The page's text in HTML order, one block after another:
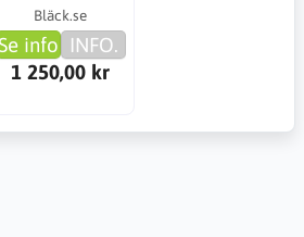
Bläck.se
info INFO.
1 250,00 kr